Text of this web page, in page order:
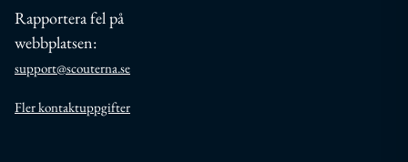
Rapportera fel på
webbplatsen:
support@scouterna.se
Fler kontaktuppgifter